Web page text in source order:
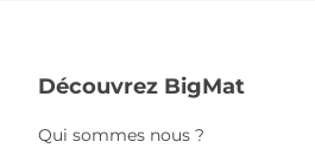
Découvrez BigMat
Qui sommes nous ?